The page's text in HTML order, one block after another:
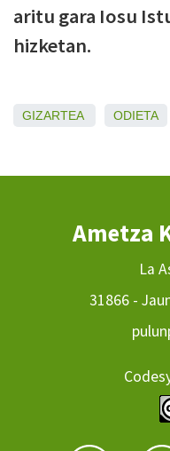
aritu gara Iosu
hizketan.
GIZARTEA ODIETA
Ametza
La
31866 -